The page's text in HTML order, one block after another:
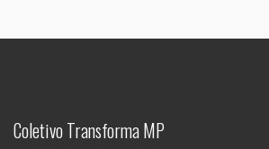
Coletivo Transforma MP